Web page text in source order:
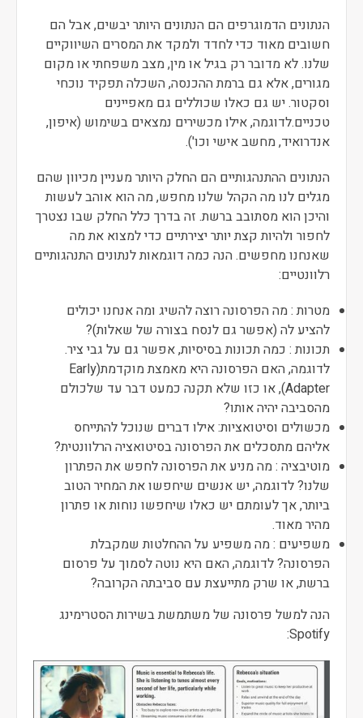
הנתונים הדמוגרפים הם הנתונים היותר יבשים, אבל הם
חשובים מאוד כדי לחדד ולמקד את המסרים השיווקיים
שלנו. לא מדובר רק בגיל או מין, מצב משפחתי או מקום
מגורים, אלא גם ברמת ההכנסה, השכלה תפקיד נוכחי
וסקטור. יש גם כאלו שכוללים גם מאפיינים
טכניים.לדוגמה, אילו מכשירים נמצאים בשימוש (איפון,
אנדרואיד, מחשב אישי וכו').
הנתונים ההתנהגותיים הם החלק היותר מעניין מכיוון שהם
מגלים לנו מה הקהל שלנו מחפש, מה הוא אוהב לעשות
והיכן הוא מסתובב ברשת. זה בדרך כלל החלק שבו נצטרך
לחפור ולהיות קצת יותר יצירתיים כדי למצוא את מה
שאנחנו מחפשים. הנה כמה דוגמאות לנתונים התנהגותיים
רלוונטיים:
מטרות : מה הפרסונה רוצה להשיג ומה אנחנו יכולים
להציע לה (אפשר גם לנסח בצורה של שאלות)?
תכונות : כמה תכונות בסיסיות, אפשר גם על גבי ציר.
לדוגמה, האם הפרסונה היא מאמצת מוקדמת(Early
Adapter), או כזו שלא תקנה כמעט דבר עד שלכולם
מהסביבה יהיה אותו?
מכשולים וסיטואציות: אילו דברים שנוכל להתייחס
אליהם מתסכלים את הפרסונה בסיטואציה הרלוונטית?
מוטיבציה : מה מניע את הפרסונה לחפש את הפתרון
שלנו? לדוגמה, יש אנשים שיחפשו את המחיר הטוב
ביותר, אך לעומתם יש כאלו שיחפשו נוחות או פתרון
מהיר מאוד.
משפיעים : מה משפיע על ההחלטות שמקבלת
הפרסונה? לדוגמה, האם היא נוטה לסמוך על פרסום
ברשת, או שרק מתייעצת עם סביבתה הקרובה?
הנה למשל פרסונה של משתמשת בשירות הסטרימינג
Spotify: